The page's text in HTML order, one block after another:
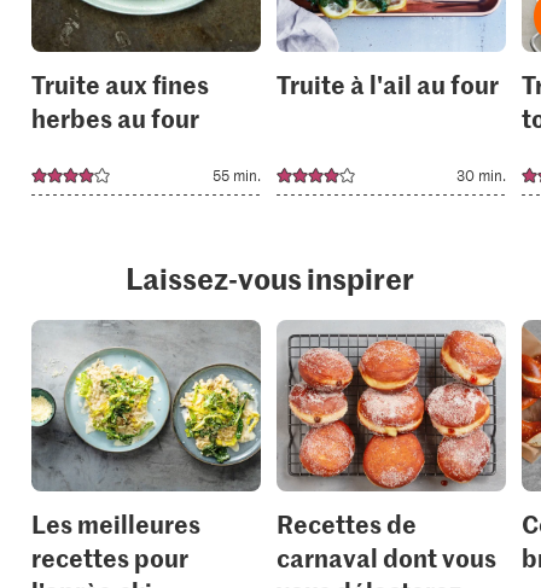
Truite aux fines
herbes au four
55 min.
Truite à l'ail au four
30 min.
Laissez-vous inspirer
Les meilleures
recettes pour
Recettes de
carnaval dont vous